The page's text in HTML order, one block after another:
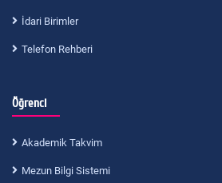
İdari Birimler
Telefon Rehberi
Öğrenci
Akademik Takvim
Mezun Bilgi Sistemi